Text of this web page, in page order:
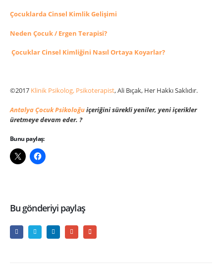
Çocuklarda Cinsel Kimlik Gelişimi
Neden Çocuk / Ergen Terapisi?
Çocuklar Cinsel Kimliğini Nasıl Ortaya Koyarlar?
©2017 Klinik Psikolog, Psikoterapist, Ali Bıçak, Her Hakkı Saklıdır.
Antalya Çocuk Psikoloğuiçeriğini sürekli yeniler, yeni içerikler
üretmeye devam eder. ?
Bunu paylaş:
Bu gönderiyi paylaş